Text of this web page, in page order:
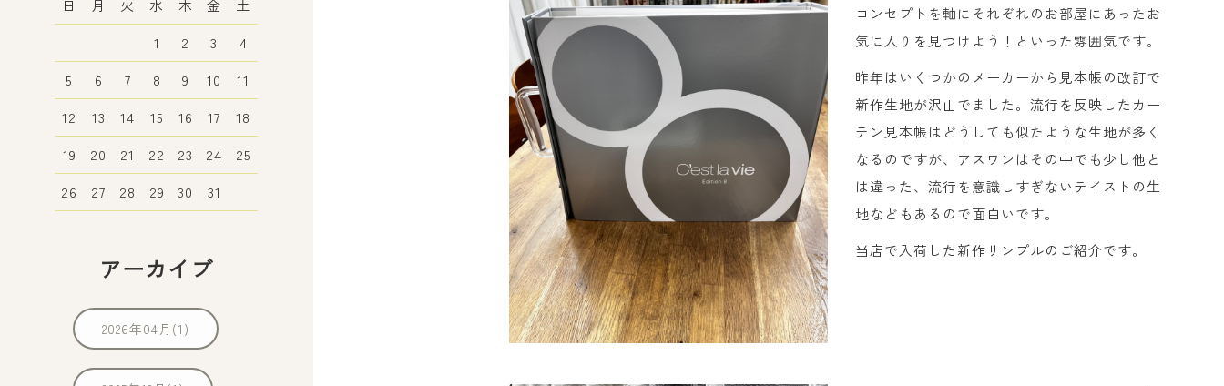
日 月 火 水 木 金
土
1
2 3
4
5
6 7 8 9 10
11
12
13 14 15 16 17
18
19
20 21 22 23 24
25
26
27 28 29 30 31
アーカイブ
2026年04月(1)
コンセプトを軸にそれぞれのお部屋にあったお
気に入りを見つけよう！といった雰囲気です。
昨年はいくつかのメーカーから見本帳の改訂で
新作生地が沢山でました。流行を反映したカー
テン見本帳はどうしても似たような生地が多く
なるのですが、アスワンはその中でも少し他と
は違った、流行を意識しすぎないテイストの生
地などもあるので面白いです。
当店で入荷した新作サンプルのご紹介です。